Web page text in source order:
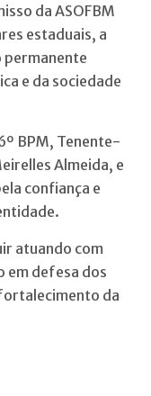
da ASOFBM
estaduais, a
permanente
e da sociedade
BPM, Tenente-
Almeida, e
confiança e
atuando com
em defesa dos
da